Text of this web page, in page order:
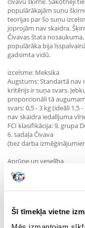
Šī tīmekļa vietne
populārākajām suņu
teorijas par šo suņu
joprojām nav skaidra.
Čivavas štata
populārāka bija
gadsimta vidū.
izcelsme: Meksika
Augstums: Standartā nav
kritērijs ir suņa svars.
proporcionāli tā
svars: 0,5 - 3 kg (ideāli 1,5 -
nav skaidra iedalījuma
FCI klasifikācija: 9. grupa
6. sadaļa Čivava
(bez darba
Aprūpe un veselība
Mazā izmēra dēļ
peldes laikā ir
kažoku un var pievienot
nepieciešams ilgāks